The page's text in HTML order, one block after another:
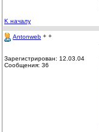
K началу
Antonweb + +
Зарегистрирован: 12.03.04
Сообщения: 36